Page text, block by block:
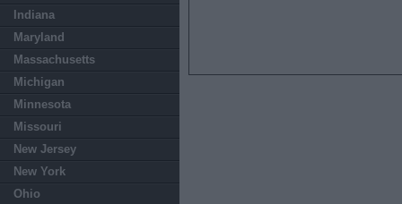
Indiana
Maryland
Massachusetts
Michigan
Minnesota
Missouri
New Jersey
New York
Ohio